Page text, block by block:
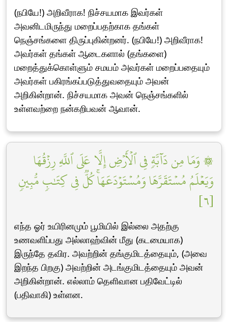
(நபியே!) அறிவீராக! நிச்சயமாக இவர்கள்
அவனிடமிருந்து மறைப்பதற்காக தங்கள்
நெஞ்சங்களை திருப்புகின்றனர். (நபியே!) அறிவீராக!
அவர்கள் தங்கள் ஆடைகளால் (தங்களை)
மறைத்துக்கொள்ளும் சமயம் அவர்கள் மறைப்பதையும்
அவர்கள் பகிரங்கப்படுத்துவதையும் அவன்
அறிகின்றான். நிச்சயமாக அவன் நெஞ்சங்களில்
உள்ளவற்றை நன்கறிபவன் ஆவான்.
۞ وَمَا مِن دَآبَّةٖ فِي ٱلۡأَرۡضِ إِلَّا عَلَى ٱللَّهِ رِزۡقُهَا
وَيَعۡلَمُ مُسۡتَقَرَّهَا وَمُسۡتَوۡدَعَهَاۚ كُلّٞ فِي كِتَٰبٖ مُّبِينٖ
[٦]
எந்த ஓர் உயிரினமும் பூமியில் இல்லை அதற்கு
உணவளிப்பது அல்லாஹ்வின் மீது (கடமையாக)
இருந்தே தவிர. அவற்றின் தங்குமிடத்தையும், (அவை
இறந்த பிறகு) அவற்றின் அடங்குமிடத்தையும் அவன்
அறிகின்றான். எல்லாம் தெளிவான பதிவேட்டில்
(பதிவாகி) உள்ளன.